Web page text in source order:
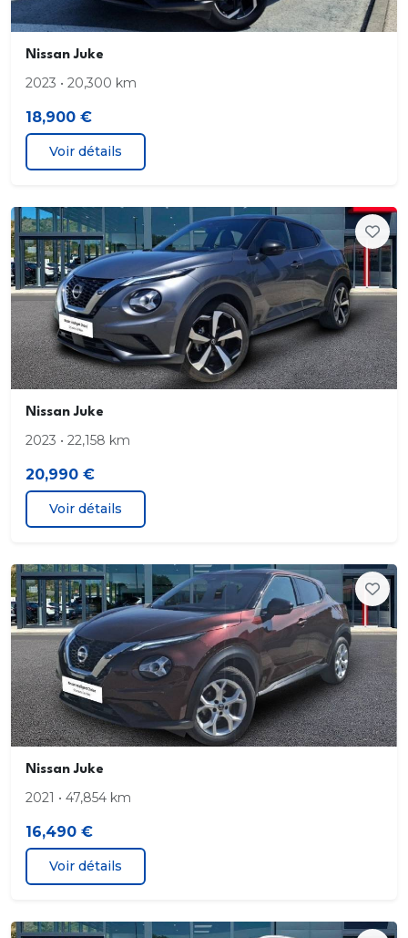
Nissan Juke
2023 • 20,300 km
18,900 €
Voir détails
Nissan Juke
2023 • 22,158 km
20,990 €
Voir détails
Nissan Juke
2021 • 47,854 km
16,490 €
Voir détails